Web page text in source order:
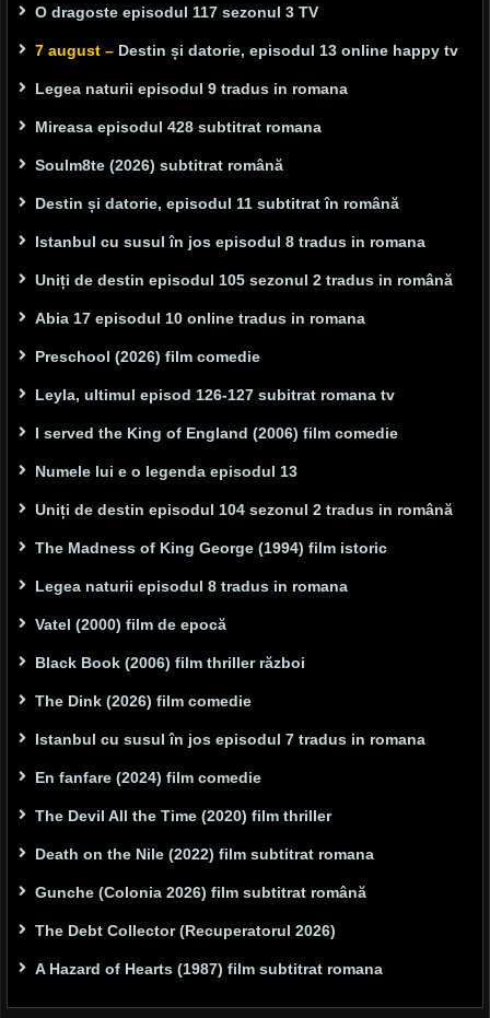
O dragoste episodul 117 sezonul 3 TV
7 august – Destin și datorie, episodul 13 online happy tv
Legea naturii episodul 9 tradus in romana
Mireasa episodul 428 subtitrat romana
Soulm8te (2026) subtitrat română
Destin și datorie, episodul 11 subtitrat în română
Istanbul cu susul în jos episodul 8 tradus in romana
Uniți de destin episodul 105 sezonul 2 tradus in română
Abia 17 episodul 10 online tradus in romana
Preschool (2026) film comedie
Leyla, ultimul episod 126-127 subitrat romana tv
I served the King of England (2006) film comedie
Numele lui e o legenda episodul 13
Uniți de destin episodul 104 sezonul 2 tradus in română
The Madness of King George (1994) film istoric
Legea naturii episodul 8 tradus in romana
Vatel (2000) film de epocă
Black Book (2006) film thriller război
The Dink (2026) film comedie
Istanbul cu susul în jos episodul 7 tradus in romana
En fanfare (2024) film comedie
The Devil All the Time (2020) film thriller
Death on the Nile (2022) film subtitrat romana
Gunche (Colonia 2026) film subtitrat română
The Debt Collector (Recuperatorul 2026)
A Hazard of Hearts (1987) film subtitrat romana